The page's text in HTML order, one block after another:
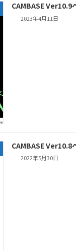
CAMBASE Ver10.9
2023年4月11日
CAMBASE Ver10.8
2022年5月30日